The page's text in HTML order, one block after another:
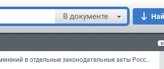
В документе
Федеральный закон от 1 апреля 2020 г. N 98-ФЗ "О внесении изменений в отдельные законодательные акты Российской Федерации по вопросам предупреждения и ликвидации чрезвычайных ситуаций" (с изменениями и дополнениями)
из бюджета субъекта
средства федерального бюджета,
обеспечение медицинских
распространения заболеваний,